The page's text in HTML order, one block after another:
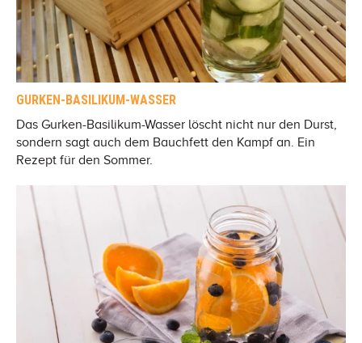
GURKEN-BASILIKUM-WASSER
Das Gurken-Basilikum-Wasser löscht nicht nur den Durst,
sondern sagt auch dem Bauchfett den Kampf an. Ein
Rezept für den Sommer.